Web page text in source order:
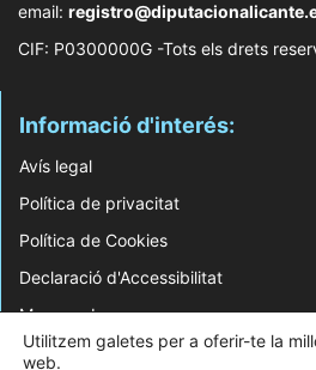
email:
CIF: P0300000G -Tots els drets
Informació d'interés:
Avís legal
Política de privacitat
Política de Cookies
Declaració d'Accessibilitat
Mapa web
Utilitzem galetes per a oferir-te la
web.